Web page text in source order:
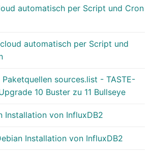
automatisch per Script und Cron
automatisch per Script und
sources.list - TASTE-
10 Buster zu 11 Bullseye
Installation von InfluxDB2
Installation von InfluxDB2